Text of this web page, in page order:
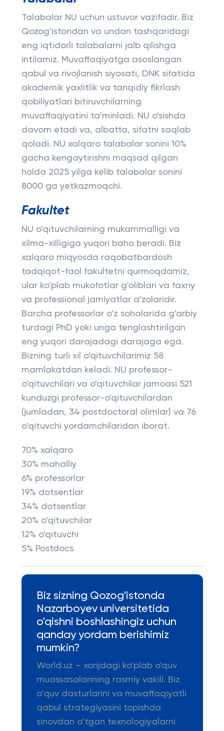
Talabalar NU uchun ustuvor vazifadir. Biz
Qozog'istondan va undan tashqaridagi
eng iqtidorli talabalarni jalb qilishga
intilamiz. Muvaffaqiyatga asoslangan
qabul va rivojlanish siyosati, DNK sifatida
akademik yaxlitlik va tanqidiy fikrlash
qobiliyatlari bitiruvchilarning
muvaffaqiyatini ta'minladi. NU o'sishda
davom etadi va, albatta, sifatni saqlab
qoladi. NU xalqaro talabalar sonini 10%
gacha kengaytirishni maqsad qilgan
holda 2025 yilga kelib talabalar sonini
8000 ga yetkazmoqchi.
Fakultet
NU o'qituvchilarning mukammalligi va
xilma-xilligiga yuqori baho beradi. Biz
xalqaro miqyosda raqobatbardosh
tadqiqot-faol fakultetni qurmoqdamiz,
ular ko'plab mukofotlar g'oliblari va faxriy
va professional jamiyatlar a'zolaridir.
Barcha professorlar o'z sohalarida g'arbiy
turdagi PhD yoki unga tenglashtirilgan
eng yuqori darajadagi darajaga ega.
Bizning turli xil o'qituvchilarimiz 58
mamlakatdan keladi. NU professor-
o'qituvchilari va o'qituvchilar jamoasi 521
kunduzgi professor-o'qituvchilardan
(jumladan, 34 postdoctoral olimlar) va 76
o'qituvchi yordamchilaridan iborat.
70% xalqaro
30% mahalliy
6% professorlar
19% dotsentlar
34% dotsentlar
20% o'qituvchilar
12% o'qituvchi
5% Postdocs
Biz sizning Qozog'istonda
Nazarboyev universitetida
o’qishni boshlashingiz uchun
qanday yordam berishimiz
mumkin?
World.uz – xorijdagi ko'plab o'quv
muassasalarining rasmiy vakili. Biz
o’quv dasturlarini va muvaffaqiyatli
qabul strategiyasini topishda
sinovdan o’tgan texnologiyalarni